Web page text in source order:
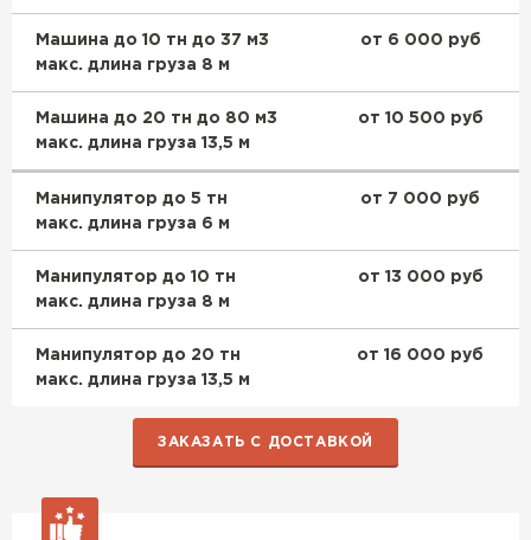
Машина до 10 тн до 37 м3
макс. длина груза 8 м
от 6 000 руб
Машина до 20 тн до 80 м3
макс. длина груза 13,5 м
от 10 500 руб
Манипулятор до 5 тн
макс. длина груза 6 м
от 7 000 руб
Манипулятор до 10 тн
макс. длина груза 8 м
от 13 000 руб
Манипулятор до 20 тн
макс. длина груза 13,5 м
от 16 000 руб
ЗАКАЗАТЬ С ДОСТАВКОЙ